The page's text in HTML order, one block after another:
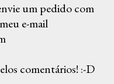
um pedido com
e-mail
comentários! :-D